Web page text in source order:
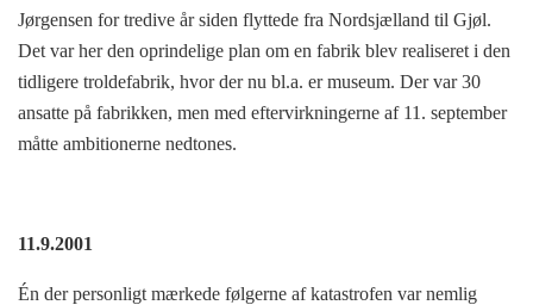
Jørgensen for tredive år siden flyttede fra Nordsjælland til Gjøl.
Det var her den oprindelige plan om en fabrik blev realiseret i den
tidligere troldefabrik, hvor der nu bl.a. er museum. Der var 30
ansatte på fabrikken, men med eftervirkningerne af 11. september
måtte ambitionerne nedtones.
11.9.2001
Én der personligt mærkede følgerne af katastrofen var nemlig